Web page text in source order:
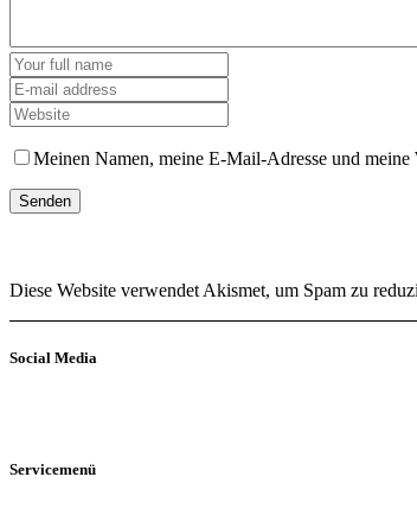
Meinen Namen, meine E-Mail-Adresse und
Diese Website verwendet Akismet, um Spam zu
Social Media
Servicemenü